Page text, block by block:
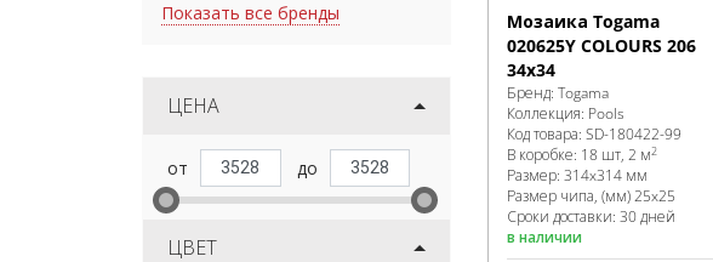
Показать все бренды
ЦЕНА
ЦВЕТ
Мозаика Togama
020625Y COLOURS 206
34x34
Бренд: Togama
Коллекция: Pools
Код товара: SD-180422-99
В коробке: 18 шт, 2 м2
Размер: 314x314 мм
Размер чипа, (мм)25x25
Сроки доставки: 30 дней
в наличии